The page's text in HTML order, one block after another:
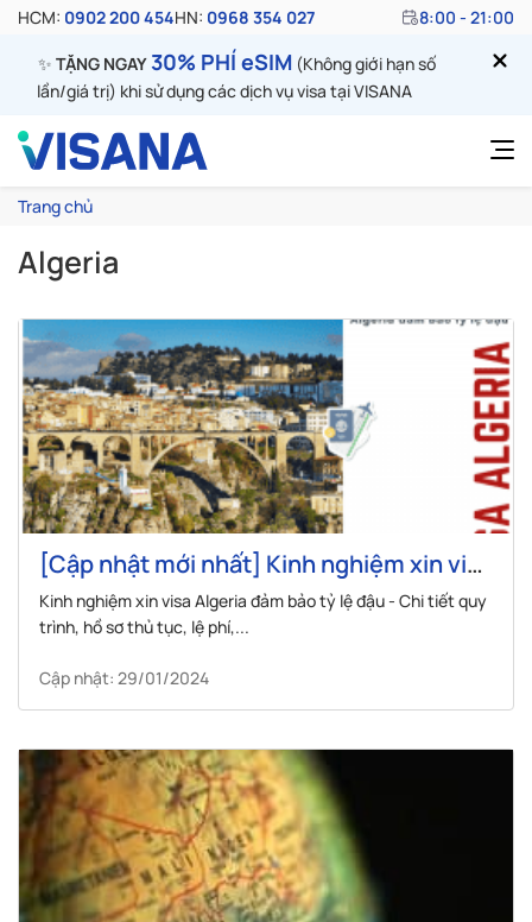
HCM: 0902 200 454HN: 0968 354 027 8:00 - 21:00
✨ TẶNG NGAY30% PHÍ eSIM (Không giới hạn số
lần/giá trị) khi sử dụng các dịch vụ visa tại VISANA
Trang chủ
Algeria
[Cập nhật mới nhất] Kinh nghiệm xin visa
Algeria đảm bảo tỷ lệ đậu
Kinh nghiệm xin visa Algeria đảm bảo tỷ lệ đậu - Chi tiết quy
trình, hồ sơ thủ tục, lệ phí,...
Cập nhật: 29/01/2024